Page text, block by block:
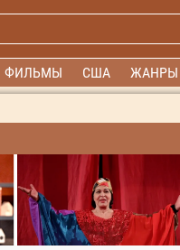
ФИЛЬМЫ США ЖАНРЫ